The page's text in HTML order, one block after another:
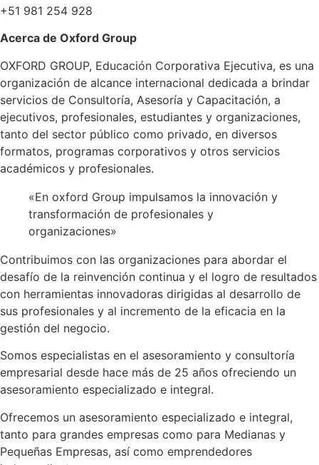
+51 981 254 928
Acerca de Oxford Group
OXFORD GROUP, Educación Corporativa Ejecutiva, es una
organización de alcance internacional dedicada a brindar
servicios de Consultoría, Asesoría y Capacitación, a
ejecutivos, profesionales, estudiantes y organizaciones,
tanto del sector público como privado, en diversos
formatos, programas corporativos y otros servicios
académicos y profesionales.
«En oxford Group impulsamos la innovación y
transformación de profesionales y
organizaciones»
Contribuimos con las organizaciones para abordar el
desafío de la reinvención continua y el logro de resultados
con herramientas innovadoras dirigidas al desarrollo de
sus profesionales y al incremento de la eficacia en la
gestión del negocio.
Somos especialistas en el asesoramiento y consultoría
empresarial desde hace más de 25 años ofreciendo un
asesoramiento especializado e integral.
Ofrecemos un asesoramiento especializado e integral,
tanto para grandes empresas como para Medianas y
Pequeñas Empresas, así como emprendedores